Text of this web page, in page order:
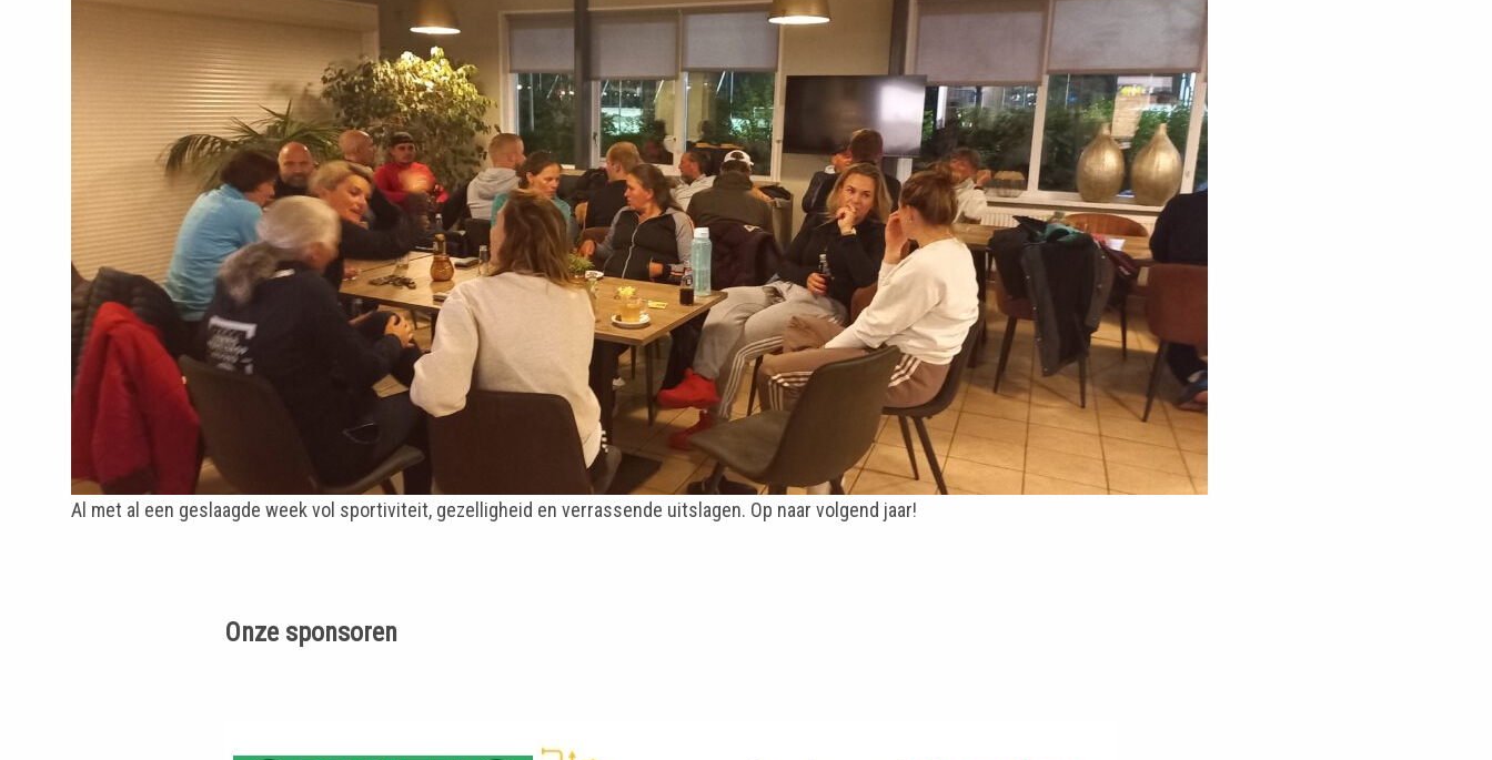
Al met al een geslaagde week vol sportiviteit, gezelligheid en verrassende uitslagen. Op naar volgend jaar!
Onze sponsoren